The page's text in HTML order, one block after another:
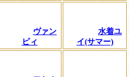
ヴァン
ピィ
水着ユ
イ(サマー)